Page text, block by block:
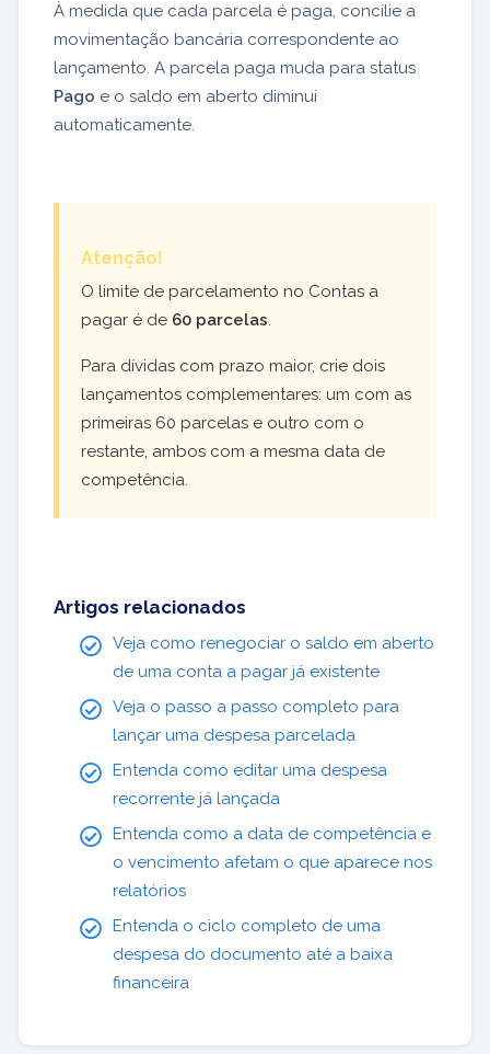
À medida que cada parcela é paga, concilie a
movimentação bancária correspondente ao
lançamento. A parcela paga muda para status
Pago e o saldo em aberto diminui
automaticamente.
Atenção!
O limite de parcelamento no Contas a
pagar é de 60 parcelas
Para dívidas com prazo maior, crie dois
lançamentos complementares: um com as
primeiras 60 parcelas e outro com o
restante, ambos com a mesma data de
competência.
Artigos relacionados
Veja como renegociar o saldo em aberto
de uma conta a pagar já existente
Veja o passo a passo completo para
lançar uma despesa parcelada
Entenda como editar uma despesa
recorrente já lançada
Entenda como a data de competência e
o vencimento afetam o que aparece nos
relatórios
Entenda o ciclo completo de uma
despesa do documento até a baixa
financeira